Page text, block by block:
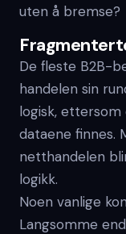
uten å bremse?
De fleste B2B-
handelen sin
logisk,
dataene finnes.
netthandelen
logikk.
Noen vanlige
Langsomme